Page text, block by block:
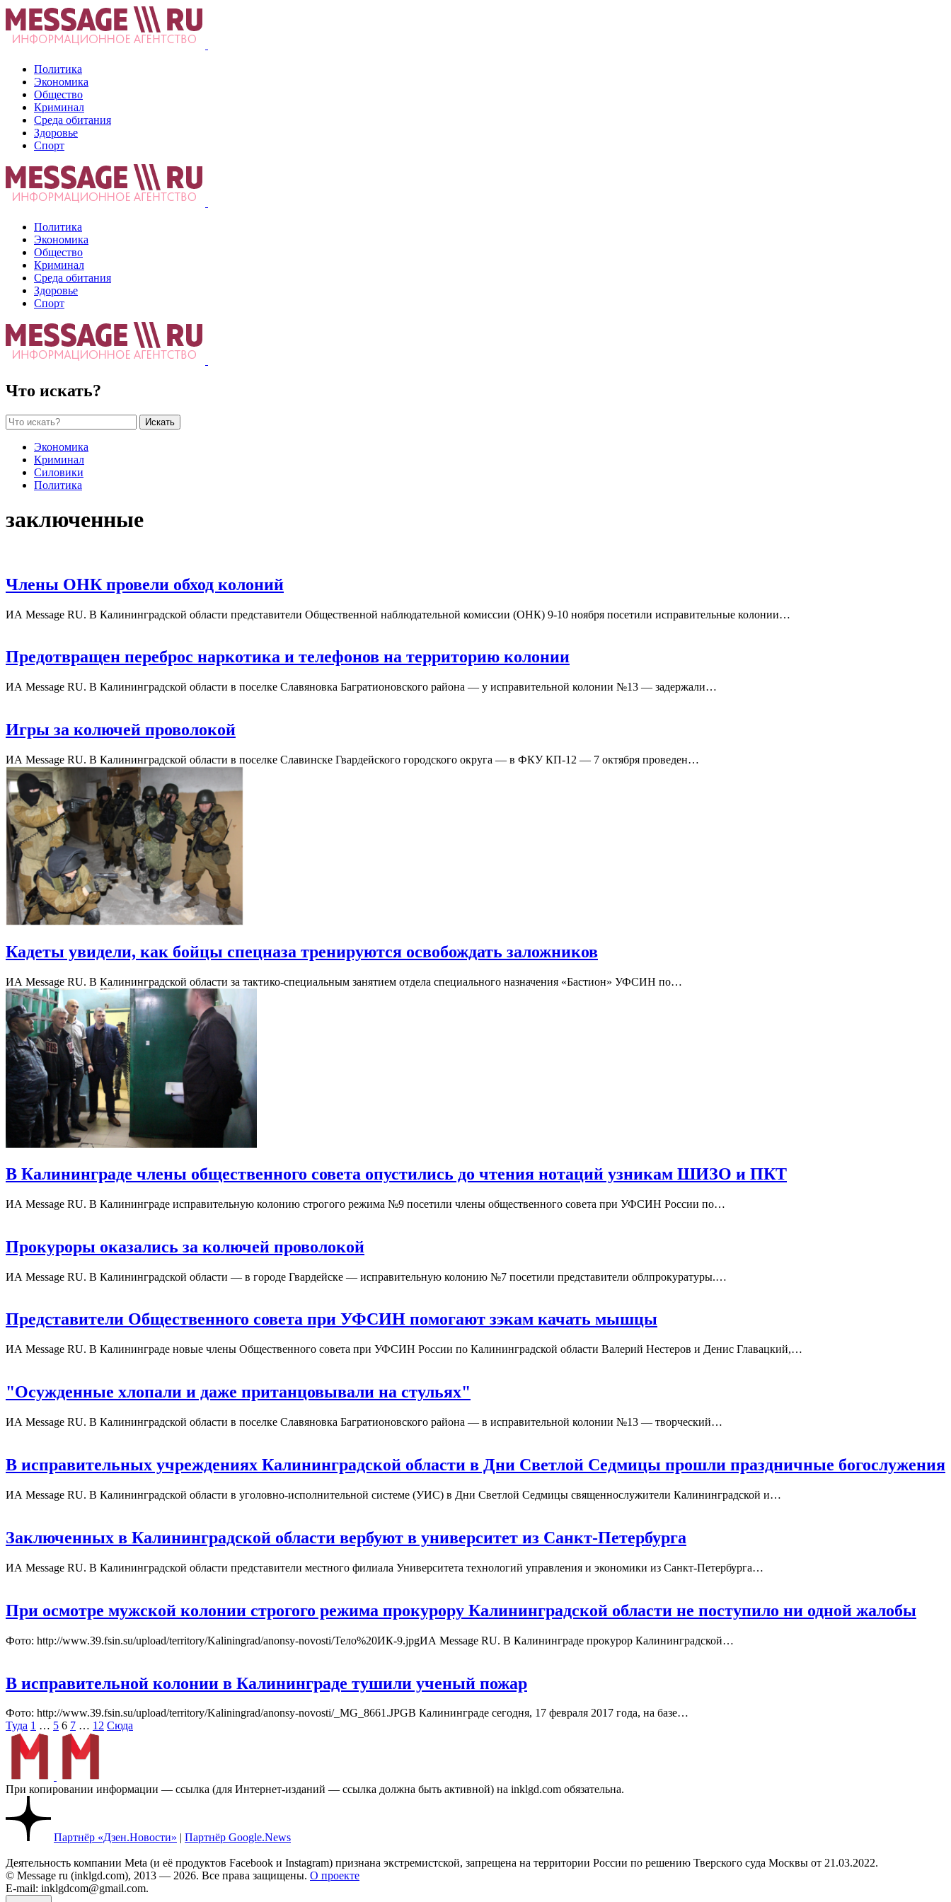
Политика
Экономика
Общество
Криминал
Среда обитания
Здоровье
Спорт
Политика
Экономика
Общество
Криминал
Среда обитания
Здоровье
Спорт
Что искать?
Искать
Экономика
Криминал
Силовики
Политика
заключенные
Члены ОНК провели обход колоний
ИА Message RU. В Калининградской области представители Общественной наблюдательной комиссии (ОНК) 9-10 ноября посетили исправительные колонии…
Предотвращен переброс наркотика и телефонов на территорию колонии
ИА Message RU. В Калининградской области в поселке Славяновка Багратионовского района — у исправительной колонии №13 — задержали…
Игры за колючей проволокой
ИА Message RU. В Калининградской области в поселке Славинске Гвардейского городского округа — в ФКУ КП-12 — 7 октября проведен…
Кадеты увидели, как бойцы спецназа тренируются освобождать заложников
ИА Message RU. В Калининградской области за тактико-специальным занятием отдела специального назначения «Бастион» УФСИН по…
В Калининграде члены общественного совета опустились до чтения нотаций узникам ШИЗО и ПКТ
ИА Message RU. В Калининграде исправительную колонию строгого режима №9 посетили члены общественного совета при УФСИН России по…
Прокуроры оказались за колючей проволокой
ИА Message RU. В Калининградской области — в городе Гвардейске — исправительную колонию №7 посетили представители облпрокуратуры.…
Представители Общественного совета при УФСИН помогают зэкам качать мышцы
ИА Message RU. В Калининграде новые члены Общественного совета при УФСИН России по Калининградской области Валерий Нестеров и Денис Главацкий,…
"Осужденные хлопали и даже пританцовывали на стульях"
ИА Message RU. В Калининградской области в поселке Славяновка Багратионовского района — в исправительной колонии №13 — творческий…
В исправительных учреждениях Калининградской области в Дни Светлой Седмицы прошли праздничные богослужения
ИА Message RU. В Калининградской области в уголовно-исполнительной системе (УИС) в Дни Светлой Седмицы священнослужители Калининградской и…
Заключенных в Калининградской области вербуют в университет из Санкт-Петербурга
ИА Message RU. В Калининградской области представители местного филиала Университета технологий управления и экономики из Санкт-Петербурга…
При осмотре мужской колонии строгого режима прокурору Калининградской области не поступило ни одной жалобы
Фото: http://www.39.fsin.su/upload/territory/Kaliningrad/anonsy-novosti/Тело%20ИК-9.jpgИА Message RU. В Калининграде прокурор Калининградской…
В исправительной колонии в Калининграде тушили ученый пожар
Фото: http://www.39.fsin.su/upload/territory/Kaliningrad/anonsy-novosti/_MG_8661.JPGВ Калининграде сегодня, 17 февраля 2017 года, на базе…
Пагинация
записей
Туда 1 … 5 6 7 … 12 Сюда
При копировании информации — ссылка (для Интернет-изданий — ссылка должна быть активной) на inklgd.com обязательна.
Партнёр «Дзен.Новости» | Партнёр Google.News
Деятельность компании Meta (и её продуктов Facebook и Instagram) признана экстремистской, запрещена на территории России по решению Тверского суда Москвы от 21.03.2022.
© Message ru (inklgd.com), 2013 — 2026. Все права защищены. О проекте
E-mail: inklgdcom@gmail.com.